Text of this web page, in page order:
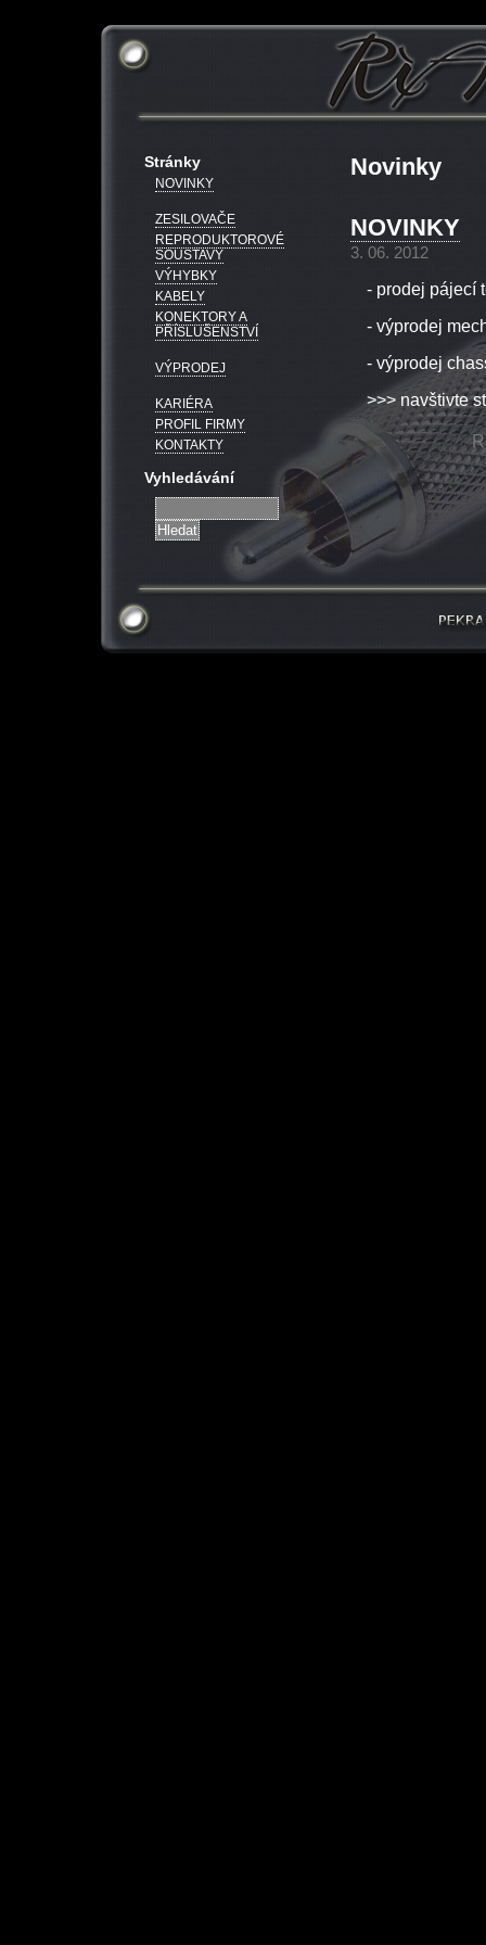
Stránky
NOVINKY
ZESILOVAČE
REPRODUKTOROVÉ
SOUSTAVY
VÝHYBKY
KABELY
KONEKTORY A
PŘÍSLUŠENSTVÍ
VÝPRODEJ
KARIÉRA
PROFIL FIRMY
KONTAKTY
Vyhledávání
Novinky
NOVINKY
3. 06. 2012
- prodej pájecí
- výprodej
- výprodej
>>> navštivte